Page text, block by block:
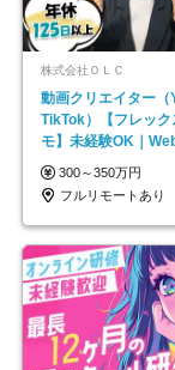
株式会社ＯＬＣ
動画クリエイター（
TikTok）【フレック
モ】未経験OK｜
｜副業OK
300～350万円
フルリモートあり